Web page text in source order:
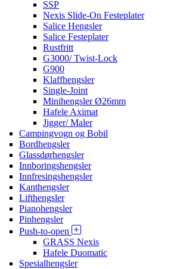
SSP
Nexis Slide-On Festeplater
Salice Hengsler
Salice Festeplater
Rustfritt
G3000/ Twist-Lock
G900
Klaffhengsler
Single-Joint
Minihengsler Ø26mm
Hafele Aximat
Jigger/ Maler
Campingvogn og Bobil
Bordhengsler
Glassdørhengsler
Innboringshengsler
Innfresingshengsler
Kanthengsler
Lifthengsler
Pianohengsler
Pinhengsler
Push-to-open
GRASS Nexis
Hafele Duomatic
Spesialhengsler